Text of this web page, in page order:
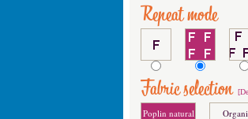
Repeat mode
Fabric selection
Poplin natural